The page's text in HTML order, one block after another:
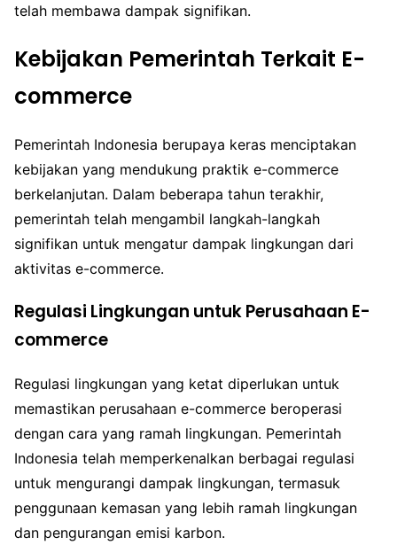
telah membawa dampak signifikan.
Kebijakan Pemerintah Terkait E-
commerce
Pemerintah Indonesia berupaya keras menciptakan
kebijakan yang mendukung praktik e-commerce
berkelanjutan. Dalam beberapa tahun terakhir,
pemerintah telah mengambil langkah-langkah
signifikan untuk mengatur dampak lingkungan dari
aktivitas e-commerce.
Regulasi Lingkungan untuk Perusahaan E-
commerce
Regulasi lingkungan yang ketat diperlukan untuk
memastikan perusahaan e-commerce beroperasi
dengan cara yang ramah lingkungan. Pemerintah
Indonesia telah memperkenalkan berbagai regulasi
untuk mengurangi dampak lingkungan, termasuk
penggunaan kemasan yang lebih ramah lingkungan
dan pengurangan emisi karbon.